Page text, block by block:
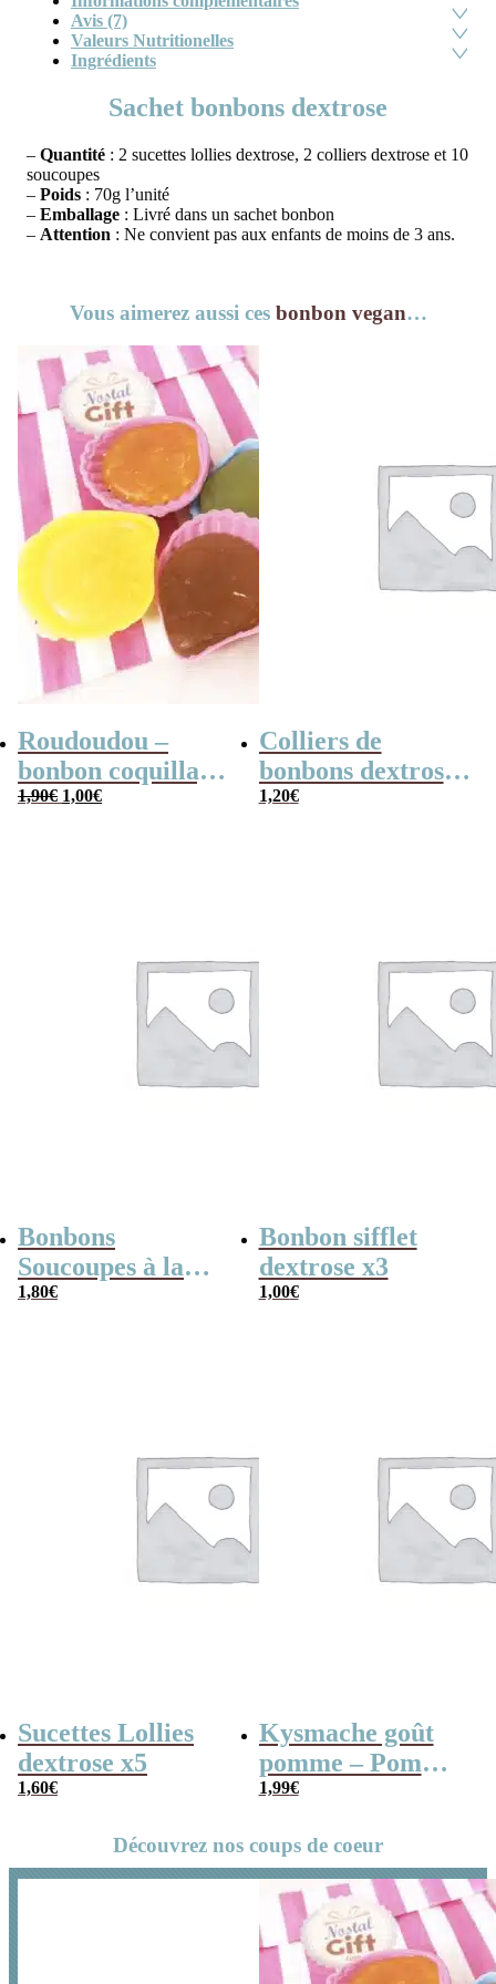
Avis (7)
Valeurs Nutritionelles
Ingrédients
Sachet bonbons dextrose
– Quantité : 2 sucettes lollies dextrose, 2 colliers dextrose et 10
soucoupes
– Poids : 70g l’unité
– Emballage : Livré dans un sachet bonbon
– Attention : Ne convient pas aux enfants de moins de 3 ans.
Vous aimerez aussi ces bonbon vegan…
Roudoudou –
bonbon coquillage
x 5
1,90€ Le
prix
1,00€Le
prix
Colliers de
bonbons dextrose
x2
1,20€
Bonbons
Soucoupes à la
poudre (x20)
1,80€
Bonbon sifflet
dextrose x3
1,00€
Sucettes Lollies
dextrose x5
1,60€
Kysmache goût
pomme – Pom
Pom x 20
1,99€
Découvrez nos coups de coeur